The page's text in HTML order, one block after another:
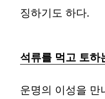
징하기도 하다.
석류를 먹고 토하
운명의 이성을 만